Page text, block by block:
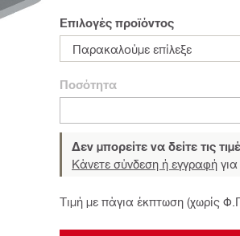
Επιλογές προϊόντος
Παρακαλούμε επίλεξε
Ποσότητα
Δεν μπορείτε να δείτε τις
Κάνετε σύνδεση ή εγγραφή
Τιμή με πάγια έκπτωση (χωρίς